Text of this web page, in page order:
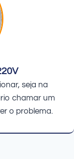
seja na
chamar um
o problema.